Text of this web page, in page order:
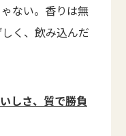
ない。香りは無
く、飲み込んだ
さ、質で勝負